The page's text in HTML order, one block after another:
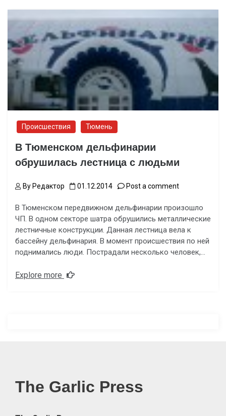
Происшествия Тюмень
В Тюменском дельфинарии
обрушилась лестница с людьми
By Редактор 01.12.2014 Post a comment
В Тюменском передвижном дельфинарии произошло
ЧП. В одном секторе шатра обрушились металлические
лестничные конструкции. Данная лестница вела к
бассейну дельфинария. В момент происшествия по ней
поднимались люди. Пострадали несколько человек,…
Explore more
The Garlic Press